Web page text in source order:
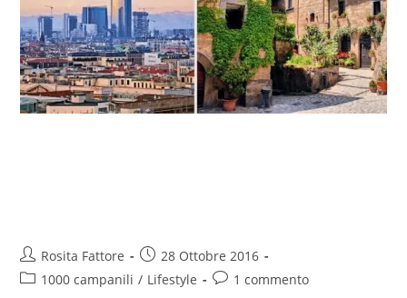
Rosita Fattore
28 Ottobre 2016
1000 campanili / Lifestyle 1 commento